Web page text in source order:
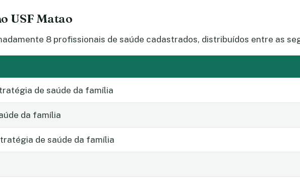
USF Matao
8 profissionais de saúde cadastrados, distribuídos entre as
de saúde da família
da família
de saúde da família